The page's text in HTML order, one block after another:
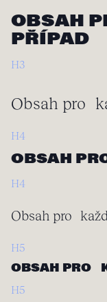
OBSAH
PŘÍPAD
H3
Obsah pro
H4
OBSAH
H4
Obsah pro
H5
OBSAH PRO
H5